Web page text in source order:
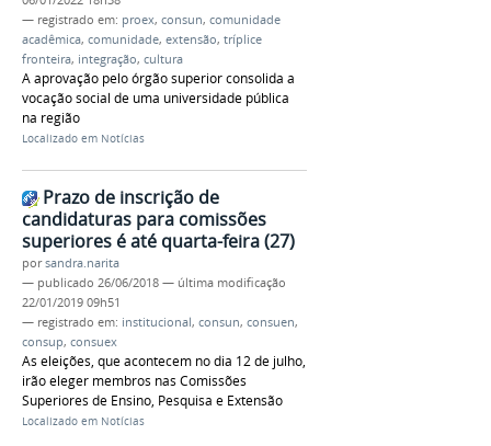
— registrado em: proex, consun, comunidade
acadêmica, comunidade, extensão, tríplice
fronteira, integração, cultura
A aprovação pelo órgão superior consolida a
vocação social de uma universidade pública
na região
Localizado em Notícias
Prazo de inscrição de
candidaturas para comissões
superiores é até quarta-feira (27)
porsandra.narita
— publicado 26/06/2018 — última modificação
22/01/2019 09h51
— registrado em: institucional, consun, consuen,
consup, consuex
As eleições, que acontecem no dia 12 de julho,
irão eleger membros nas Comissões
Superiores de Ensino, Pesquisa e Extensão
Localizado em Notícias